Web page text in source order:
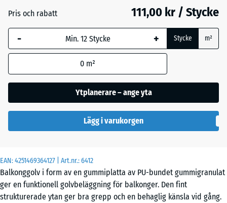
EAN:4251469364127 | Art.nr.:6412
Balkonggolv i form av en gummiplatta av PU-bundet gummigranulat
ger en funktionell golvbeläggning för balkonger. Den fint
strukturerade ytan ger bra grepp och en behaglig känsla vid gång.
Tegelröd
Pris och rabatt 111,00 kr / Stycke
- + Stycke m²
0 m²
Ytplanerare – ange yta
Lägg i varukorgen